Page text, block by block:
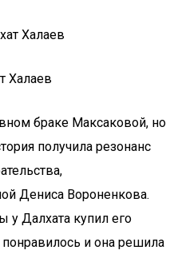
Халаев
браке Максаковой, но
получила резонанс
Дениса Вороненкова.
у Далхата купил его
и она решила